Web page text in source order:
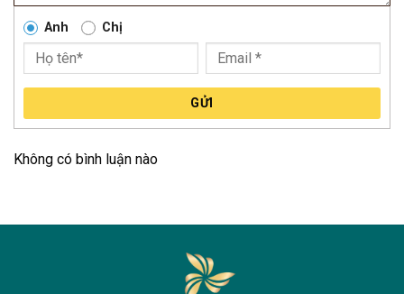
Anh Chị
GỬI
Không có bình luận nào